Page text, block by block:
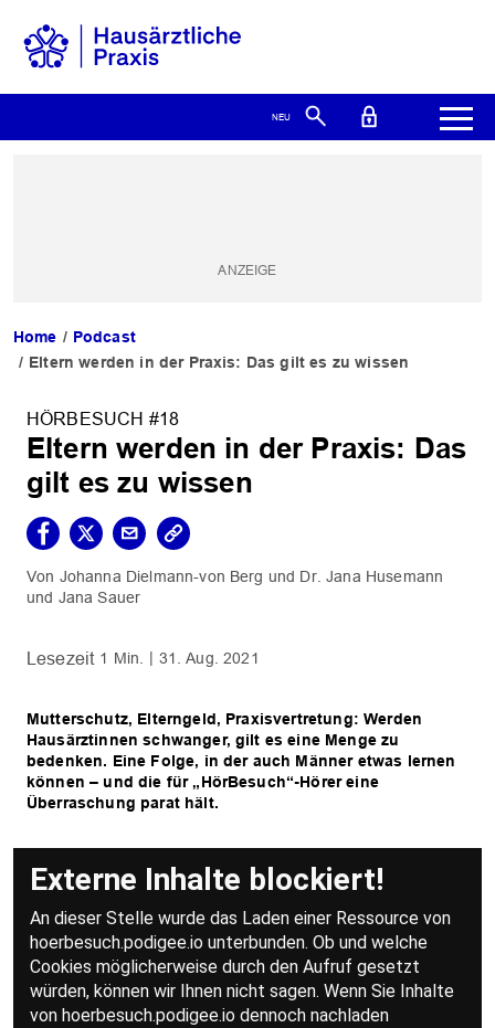
Home
Podcast
Eltern werden in der Praxis: Das gilt es zu wissen
HÖRBESUCH #18
Eltern werden in der Praxis: Das
gilt es zu wissen
Johanna Dielmann-von Berg
Dr. Jana Husemann
Jana Sauer
1 Min. 31. Aug. 2021
Mutterschutz, Elterngeld, Praxisvertretung: Werden
Hausärztinnen schwanger, gilt es eine Menge zu
bedenken. Eine Folge, in der auch Männer etwas lernen
können – und die für „HörBesuch“-Hörer eine
Überraschung parat hält.